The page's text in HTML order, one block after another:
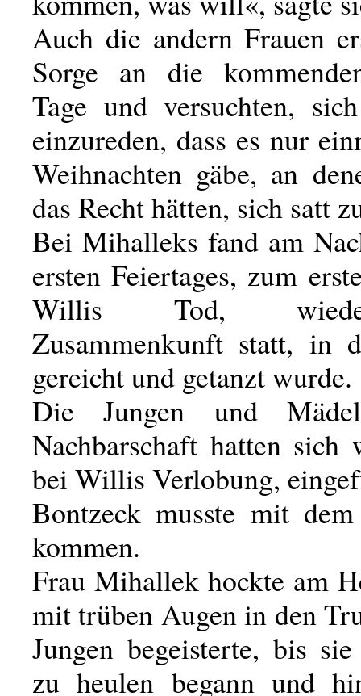
Auch die andern Frauen
Sorge an die
Tage und versuchten,
einzureden, dass es nur
Weihnachten gäbe, an
das Recht hätten, sich satt
Bei Mihalleks fand am
ersten Feiertages, zum
Willis Tod,
Zusammenkunft statt, in
gereicht und getanzt wurde.
Die Jungen und
Nachbarschaft hatten sich
bei Willis Verlobung,
Bontzeck musste mit
kommen.
Frau Mihallek hockte am
mit trüben Augen in den
Jungen begeisterte, bis
zu heulen begann und